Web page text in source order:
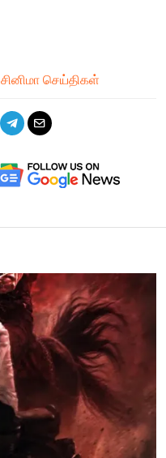
சினிமா செய்திகள்